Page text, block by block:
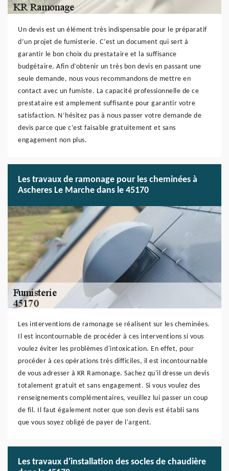
Un devis est un élément très indispensable pour le préparatif
d’un projet de fumisterie. C’est un document qui sert à
garantir le bon choix du prestataire et la suffisance
budgétaire. Afin d’obtenir un très bon devis en passant une
seule demande, nous vous recommandons de mettre en
contact avec un fumiste. La capacité professionnelle de ce
prestataire est amplement suffisante pour garantir votre
satisfaction. N’hésitez pas à nous passer votre demande de
devis parce que c’est faisable gratuitement et sans
engagement non plus.
Les travaux de ramonage pour les cheminées à
Ascheres Le Marche dans le 45170
Les interventions de ramonage se réalisent sur les cheminées.
Il est incontournable de procéder à ces interventions si vous
voulez éviter les problèmes d'intoxication. En effet, pour
procéder à ces opérations très difficiles, il est incontournable
de vous adresser à KR Ramonage. Sachez qu'il dresse un devis
totalement gratuit et sans engagement. Si vous voulez des
renseignements complémentaires, veuillez lui passer un coup
de fil. Il faut également noter que son devis est établi sans
que vous soyez obligé de payer de l'argent.
Les travaux d'installation des socles de chaudière